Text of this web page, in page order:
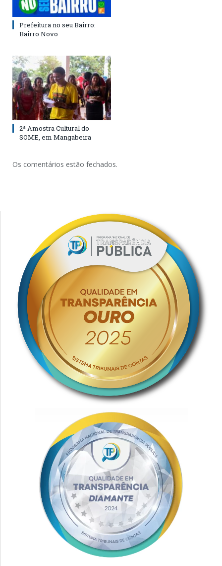
Prefeitura no seu Bairro:
Bairro Novo
2ª Amostra Cultural do
SOME, em Mangabeira
Os comentários estão fechados.